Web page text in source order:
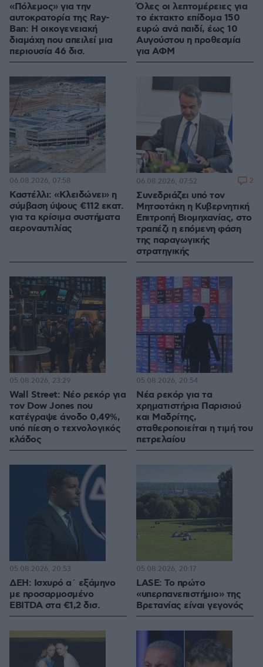
«Πόλεμος» για την
αυτοκρατορία της Ray-
Ban: Η οικογενειακή
διαμάχη που απειλεί μια
περιουσία 46 δισ.
Όλες οι λεπτομέρειες για
το έκτακτο επίδομα 150
ευρώ ανά παιδί, έως 10
Αυγούστου η προθεσμία
για ΑΦΜ
Καστέλλι: «Κλειδώνει» η
σύμβαση ύψους €112 εκατ.
για τα κρίσιμα συστήματα
αεροναυτιλίας
06.08.2026, 07:58
Συνεδριάζει υπό τον
Μητσοτάκη η Κυβερνητική
Επιτροπή Βιομηχανίας, στο
τραπέζι η επόμενη φάση
της παραγωγικής
στρατηγικής
06.08.2026, 07:52 2
Wall Street: Νέο ρεκόρ για
τον Dow Jones που
κατέγραψε άνοδο 0,49%,
υπό πίεση ο τεχνολογικός
κλάδος
05.08.2026, 23:29
Νέα ρεκόρ για τα
χρηματιστήρια Παρισιού
και Μαδρίτης,
σταθεροποιείται η τιμή του
πετρελαίου
05.08.2026, 20:54
ΔΕΗ: Ισχυρό α΄ εξάμηνο
με προσαρμοσμένο
EBITDA στα €1,2 δισ.
05.08.2026, 20:53
LASE: Το πρώτο
«υπερπανεπιστήμιο» της
Βρετανίας είναι γεγονός
05.08.2026, 20:17